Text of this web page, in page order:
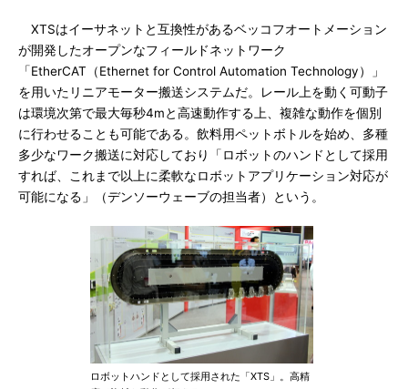
XTSはイーサネットと互換性があるベッコフオートメーション
が開発したオープンなフィールドネットワーク
「EtherCAT（Ethernet for Control Automation Technology）」
を用いたリニアモーター搬送システムだ。レール上を動く可動子
は環境次第で最大毎秒4mと高速動作する上、複雑な動作を個別
に行わせることも可能である。飲料用ペットボトルを始め、多種
多少なワーク搬送に対応しており「ロボットのハンドとして採用
すれば、これまで以上に柔軟なロボットアプリケーション対応が
可能になる」（デンソーウェーブの担当者）という。
ロボットハンドとして採用された「XTS」。高精